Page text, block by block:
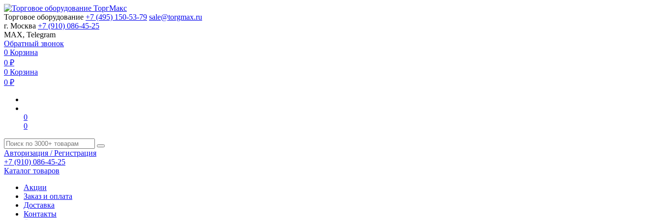
Торговое оборудование +7 (495) 150-53-79 sale@torgmax.ru
г. Москва +7 (910) 086-45-25
MAX, Telegram
Обратный звонок
0 Корзина
0 ₽
0 Корзина
0 ₽
0
0
Авторизация / Регистрация
+7 (910) 086-45-25
Каталог товаров
Акции
Заказ и оплата
Доставка
Контакты